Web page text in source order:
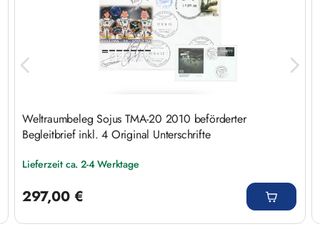
Weltraumbeleg Sojus TMA-20 2010 beförderter
Begleitbrief inkl. 4 Original Unterschrifte
Lieferzeit ca. 2-4 Werktage
297,00 €